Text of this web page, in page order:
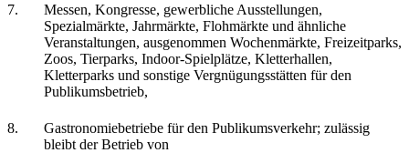
7.
Messen, Kongresse, gewerbliche Ausstellungen,
Spezialmärkte, Jahrmärkte, Flohmärkte und ähnliche
Veranstaltungen, ausgenommen Wochenmärkte, Freizeitparks,
Zoos, Tierparks, Indoor-Spielplätze, Kletterhallen,
Kletterparks und sonstige Vergnügungsstätten für den
Publikumsbetrieb,
8.
Gastronomiebetriebe für den Publikumsverkehr; zulässig
bleibt der Betrieb von